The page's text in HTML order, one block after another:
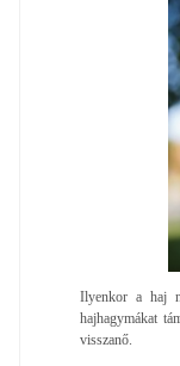
Ilyenkor a haj
hajhagymákat
visszanő.